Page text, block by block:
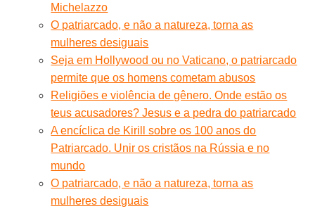
Michelazzo
O patriarcado, e não a natureza, torna as
mulheres desiguais
Seja em Hollywood ou no Vaticano, o patriarcado
permite que os homens cometam abusos
Religiões e violência de gênero. Onde estão os
teus acusadores? Jesus e a pedra do patriarcado
A encíclica de Kirill sobre os 100 anos do
Patriarcado. Unir os cristãos na Rússia e no
mundo
O patriarcado, e não a natureza, torna as
mulheres desiguais